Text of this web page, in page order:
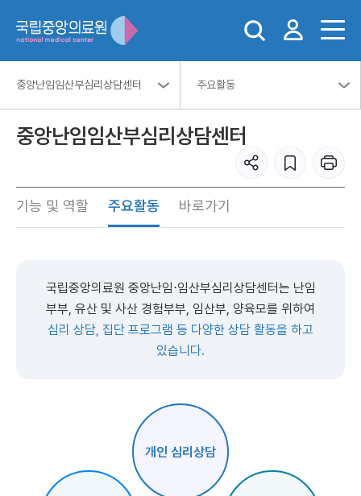
중앙난임임산부심리상담센터 주요활동
중앙난임임산부심리상담센터
기능 및 역할 주요활동 바로가기
국립중앙의료원 중앙난임⋅임산부심리상담센터는 난임
부부, 유산 및 사산 경험부부, 임산부, 양육모를 위하여
심리 상담, 집단 프로그램 등 다양한 상담 활동을 하고
있습니다.
개인 심리상담